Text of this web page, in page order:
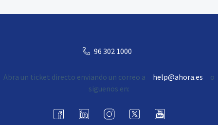
96 302 1000
Abra un ticket directo enviando un correo a help@ahora.es
o
siguenos en: